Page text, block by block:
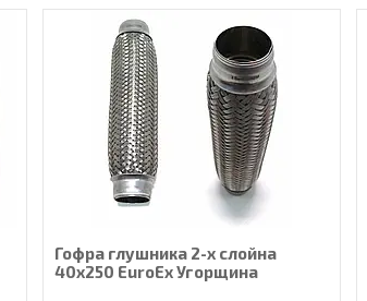
Гофра глушника 2-х слойна
40x250 EuroEx Угорщина